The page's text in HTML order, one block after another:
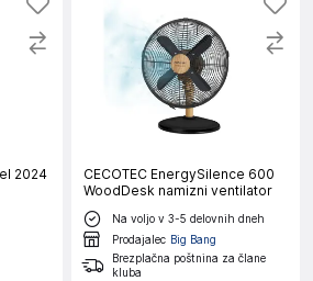
2024
CECOTEC EnergySilence 600
WoodDesk namizni ventilator
Na voljo v 3-5 delovnih dneh
Prodajalec Big Bang
Brezplačna poštnina za člane
kluba